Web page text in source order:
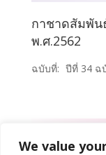
We value
กาชาดสัมพัน
พ.ศ.2562
ฉบับที่: ปีที่ 34 ฉ